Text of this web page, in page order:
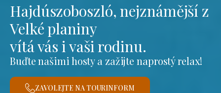
Hajdúszoboszló, nejznámější z
Velké planiny
vítá vás i vaši rodinu.
Buďte našimi hosty a zažijte naprostý relax!
ZAVOLEJTE NA TOURINFORM